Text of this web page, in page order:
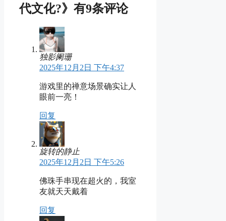
代文化?》有9条评论
独影阑珊
2025年12月2日 下午4:37
游戏里的禅意场景确实让人
眼前一亮！
回复
旋转的静止
2025年12月2日 下午5:26
佛珠手串现在超火的，我室
友就天天戴着
回复